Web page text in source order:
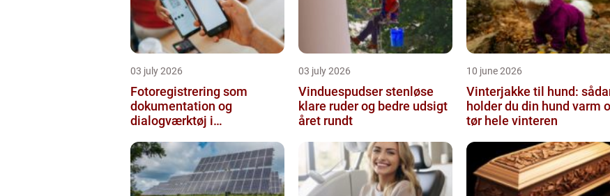
03 july 2026
Fotoregistrering som
dokumentation og
dialogværktøj i
03 july 2026
Vinduespudser stenløse
klare ruder og bedre udsigt
året rundt
10 june 2026
Vinterjakke til hund:
holder du din hund varm
tør hele vinteren